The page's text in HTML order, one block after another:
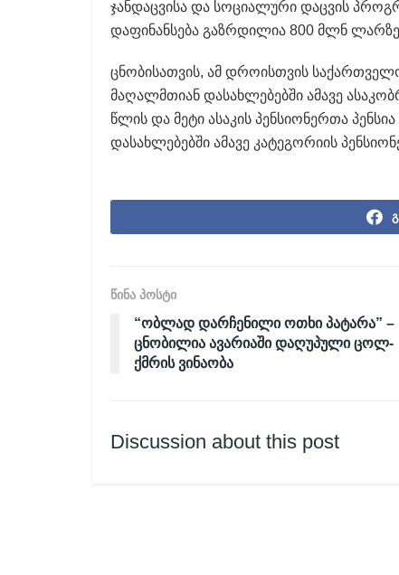
ჯანდაცვისა და სოციალური დაცვის
დაფინანსება გაზრდილია 800 მლნ
ცნობისათვის, ამ დროისთვის
მაღალმთიან დასახლებებში ამავე
წლის და მეტი ასაკის პენსიონერთა
დასახლებებში ამავე კატეგორიის
წინა პოსტი
“ობლად დარჩენილი ოთხი პატარა” –
ცნობილია ავარიაში დაღუპული ცოლ-
ქმრის ვინაობა
Discussion about this post